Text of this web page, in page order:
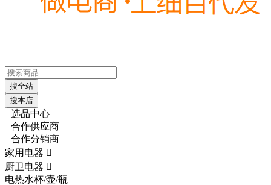
搜全站
搜本店
选品中心
合作供应商
合作分销商
家用电器 
厨卫电器 
电热水杯/壶/瓶